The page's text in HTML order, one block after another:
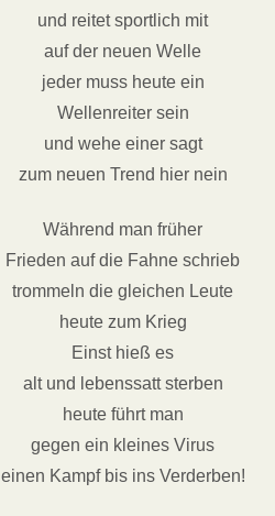
und reitet sportlich mit
auf der neuen Welle
jeder muss heute ein
Wellenreiter sein
und wehe einer sagt
zum neuen Trend hier nein
Während man früher
Frieden auf die Fahne schrieb
trommeln die gleichen Leute
heute zum Krieg
Einst hieß es
alt und lebenssatt sterben
heute führt man
gegen ein kleines Virus
einen Kampf bis ins Verderben!